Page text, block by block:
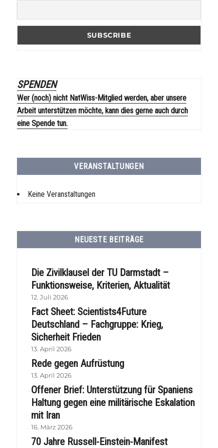
SPENDEN
Wer (noch) nicht NatWiss-Mitglied werden, aber unsere
Arbeit unterstützen möchte, kann dies gerne auch durch
eine Spende tun.
VERANSTALTUNGEN
Keine Veranstaltungen
NEUESTE BEITRÄGE
Die Zivilklausel der TU Darmstadt –
Funktionsweise, Kriterien, Aktualität
12. Juli 2026
Fact Sheet: Scientists4Future
Deutschland – Fachgruppe: Krieg,
Sicherheit Frieden
13. April 2026
Rede gegen Aufrüstung
13. April 2026
Offener Brief: Unterstützung für Spaniens
Haltung gegen eine militärische Eskalation
mit Iran
16. März 2026
70 Jahre Russell-Einstein-Manifest